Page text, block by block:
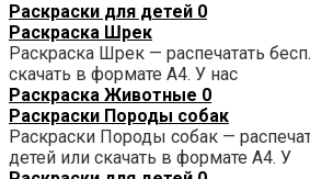
Раскраски для детей 0
Раскраска Шрек
Раскраска Шрек — распечатать
скачать в формате А4. У нас
Раскраска Животные 0
Раскраски Породы собак
Раскраски Породы собак —
детей или скачать в формате А4. У